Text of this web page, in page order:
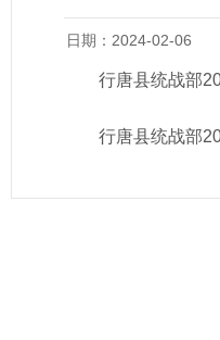
日期：2024-02-06
行唐县统战部
行唐县统战部